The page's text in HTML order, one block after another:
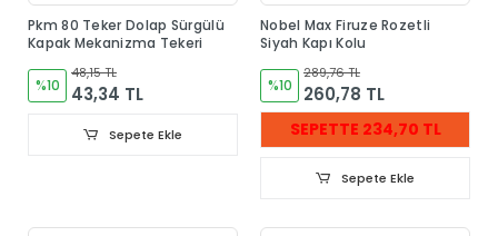
Pkm 80 Teker Dolap Sürgülü
Kapak Mekanizma Tekeri
%10
48,15 TL
43,34 TL
Sepete Ekle
Nobel Max Firuze Rozetli
Siyah Kapı Kolu
%10
289,76 TL
260,78 TL
SEPETTE 234,70 TL
Sepete Ekle